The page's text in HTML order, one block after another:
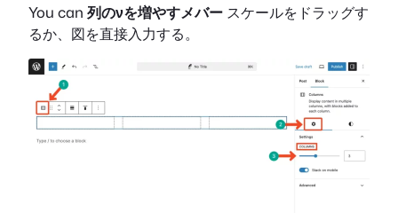
You can 列のνを増やすメバー スケールをドラッグす
るか、図を直接入力する。